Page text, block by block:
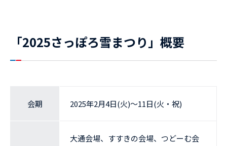
「2025さっぽろ雪まつり」概要
会期 2025年2月4日(火)～11日(火・祝)
大通会場、すすきの会場、つどーむ会